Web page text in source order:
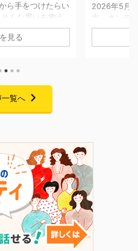
ら手をつけたらい
んな思いを抱え
動に移せない方は
今回ご紹介する
なることはあった
況もあり、本格的
せんでした。 そ
さまの就職が決
家計改革プログラ
ました。 6 ...
見る
2026年5月7
中、オンデ
おりました
のすべてが
トでした。
一覧へ